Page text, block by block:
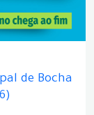
de Bocha